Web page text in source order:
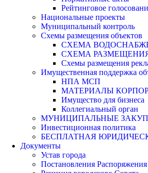
Рейтинговое
Национальные проекты
Муниципальный контроль
Схемы размещения объектов
СХЕМА
СХЕМА
Схемы размещения
Имущественная поддержка
НПА МСП
МАТЕРИАЛЫ
Имущество для бизнеса
Коллегиальный орган
МУНИЦИПАЛЬНЫЕ
Инвестиционная политика
БЕСПЛАТНАЯ
Документы
Устав города
Постановления